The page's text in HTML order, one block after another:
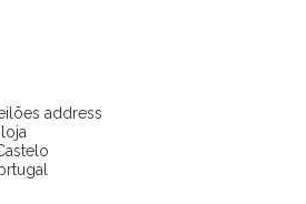
address
loja